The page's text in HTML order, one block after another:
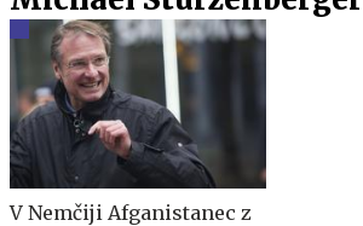
V Nemčiji Afganistanec z